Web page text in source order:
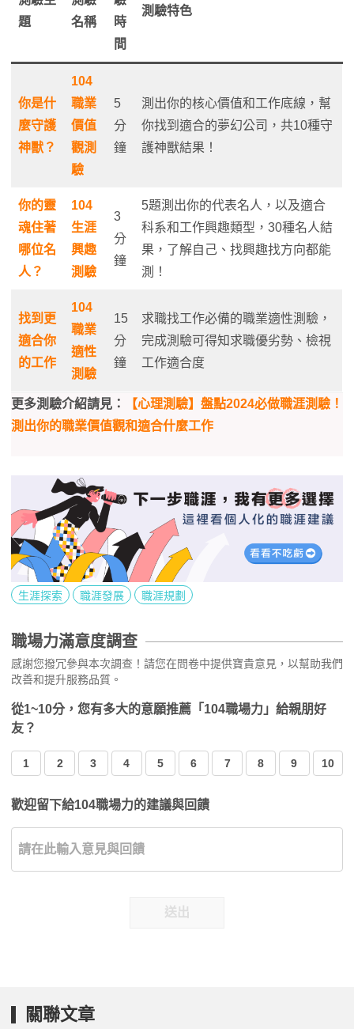
題
名稱
時
間
測驗特色
你是什
麼守護
神獸？
104
職業
價值
觀測
驗
5
分
鐘
測出你的核心價值和工作底線，幫
你找到適合的夢幻公司，共10種守
護神獸結果！
你的靈
魂住著
哪位名
人？
104
生涯
興趣
測驗
3
分
鐘
5題測出你的代表名人，以及適合
科系和工作興趣類型，30種名人結
果，了解自己、找興趣找方向都能
測！
找到更
適合你
的工作
104
職業
適性
測驗
15
分
鐘
求職找工作必備的職業適性測驗，
完成測驗可得知求職優劣勢、檢視
工作適合度
更多測驗介紹請見：
【心理測驗】盤點2024必做職涯測驗！
測出你的職業價值觀和適合什麼工作
生涯探索 職涯發展 職涯規劃
職場力滿意度調查
感謝您撥冗參與本次調查！請您在問卷中提供寶貴意見，以幫助我們
改善和提升服務品質。
從1~10分，您有多大的意願推薦「104職場力」給親朋好
友？
1 2 3 4 5 6 7 8 9 10
歡迎留下給104職場力的建議與回饋
送出
關聯文章